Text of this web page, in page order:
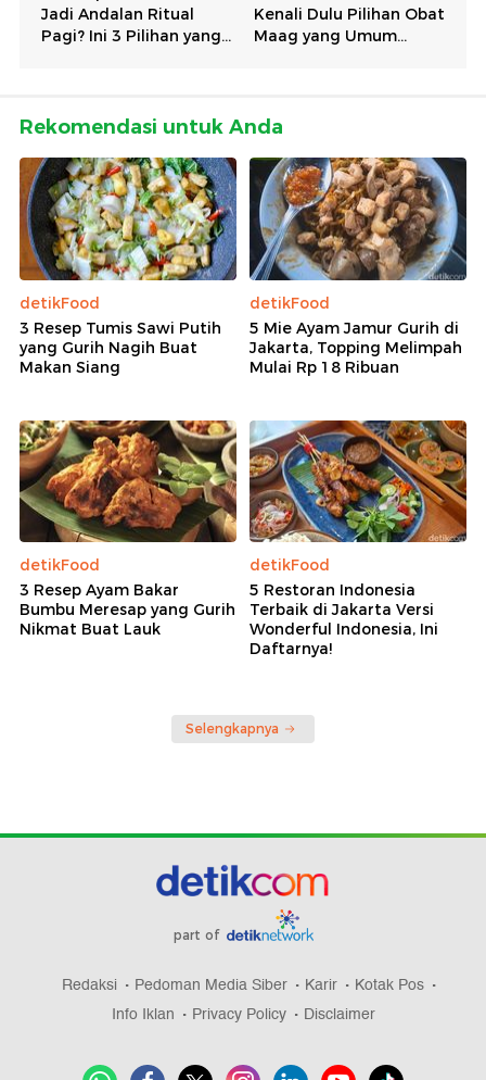
Rekomendasi untuk Anda
detikFood
3 Resep Tumis Sawi Putih
yang Gurih Nagih Buat
Makan Siang
detikFood
5 Mie Ayam Jamur Gurih di
Jakarta, Topping Melimpah
Mulai Rp 18 Ribuan
detikFood
3 Resep Ayam Bakar
Bumbu Meresap yang Gurih
Nikmat Buat Lauk
detikFood
5 Restoran Indonesia
Terbaik di Jakarta Versi
Wonderful Indonesia, Ini
Daftarnya!
Selengkapnya
part of
Redaksi Pedoman Media Siber Karir
Kotak Pos
Info Iklan
Privacy Policy Disclaimer